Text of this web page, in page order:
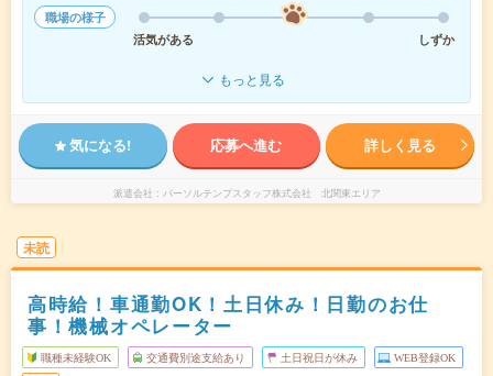
職場の様子
活気がある
しずか
もっと見る
気になる! 応募へ進む 詳しく見る
派遣会社 パーソルテンプスタッフ株式会社 北関東エリア
未読
高時給！車通勤OK！土日休み！日勤のお仕
事！機械オペレーター
職種未経験OK 交通費別途支給あり 土日祝日が休み WEB登録OK